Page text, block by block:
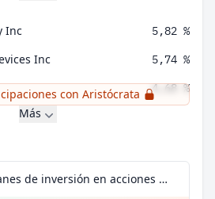
Inc
5,82 %
Inc 5,74 %
4,68 %
con Aristócrata
Más
Más de 4.500 planes de inversión en acciones desde 1 €